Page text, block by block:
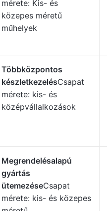
mérete: Kis- és
közepes méretű
műhelyek
Többközpontos
készletkezelésCsapat
mérete: kis- és
középvállalkozások
Megrendelésalapú
gyártás
ütemezéseCsapat
mérete: kis- és közepes